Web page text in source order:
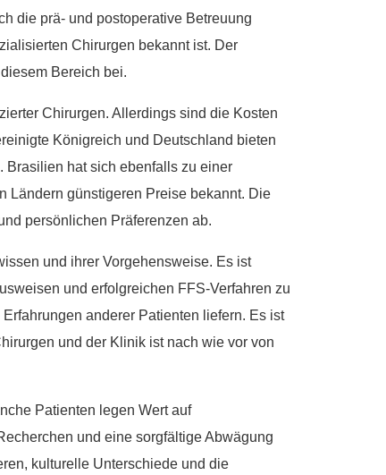
die prä- und postoperative Betreuung
Chirurgen bekannt ist. Der
Bereich bei.
Chirurgen. Allerdings sind die Kosten
Königreich und Deutschland bieten
Brasilien hat sich ebenfalls zu einer
Ländern günstigeren Preise bekannt. Die
persönlichen Präferenzen ab.
und ihrer Vorgehensweise. Es ist
und erfolgreichen FFS-Verfahren zu
anderer Patienten liefern. Es ist
und der Klinik ist nach wie vor von
Patienten legen Wert auf
und eine sorgfältige Abwägung
kulturelle Unterschiede und die